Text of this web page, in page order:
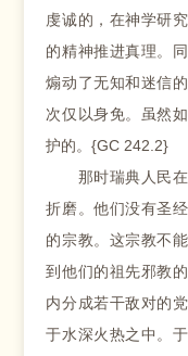
虔诚的，在神学研
的精神推进真理。
煽动了无知和迷信
次仅以身免。虽然
护的。{GC 242.2}
那时瑞典人民在
折磨。他们没有圣
的宗教。这宗教不
到他们的祖先邪教
内分成若干敌对的
于水深火热之中。